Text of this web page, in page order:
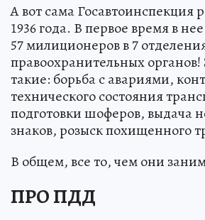
А вот сама Госавтоинспекция
1936 года. В первое время в
57 милиционеров в 7
правоохранительных
такие: борьба с авариями,
технического состояния
подготовки шоферов, выдача
знаков, розыск похищенного
В общем, все то, чем они
ПРО ПДД